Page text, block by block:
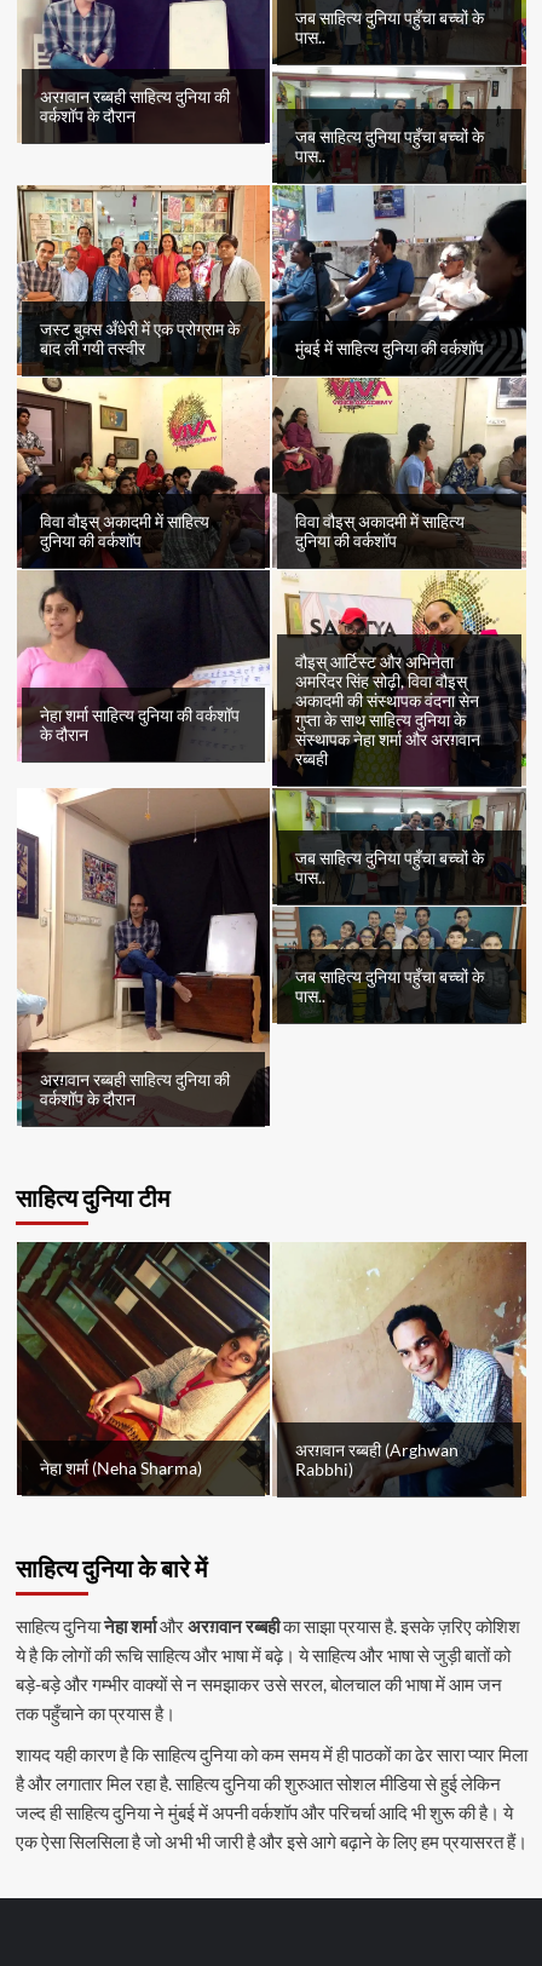
अरग़वान रब्बही साहित्य दुनिया की
वर्कशॉप के दौरान
जब साहित्य दुनिया पहुँचा बच्चों के
पास..
जब साहित्य दुनिया पहुँचा बच्चों के
पास..
जस्ट बुक्स अँधेरी में एक प्रोग्राम के
बाद ली गयी तस्वीर
मुंबई में साहित्य दुनिया की वर्कशॉप
विवा वौइस् अकादमी में साहित्य
दुनिया की वर्कशॉप
विवा वौइस् अकादमी में साहित्य
दुनिया की वर्कशॉप
नेहा शर्मा साहित्य दुनिया की वर्कशॉप
के दौरान
वौइस् आर्टिस्ट और अभिनेता
अमरिंदर सिंह सोढ़ी, विवा वौइस्
अकादमी की संस्थापक वंदना सेन
गुप्ता के साथ साहित्य दुनिया के
संस्थापक नेहा शर्मा और अरग़वान
रब्बही
अरग़वान रब्बही साहित्य दुनिया की
वर्कशॉप के दौरान
जब साहित्य दुनिया पहुँचा बच्चों के
पास..
जब साहित्य दुनिया पहुँचा बच्चों के
पास..
साहित्य दुनिया टीम
नेहा शर्मा (Neha Sharma)
अरग़वान रब्बही (Arghwan
Rabbhi)
साहित्य दुनिया के बारे में
साहित्य दुनियानेहा शर्माऔरअरग़वान रब्बहीका साझा प्रयास है. इसके ज़रिए कोशिश
ये है कि लोगों की रूचि साहित्य और भाषा में बढ़े। ये साहित्य और भाषा से जुड़ी बातों को
बड़े-बड़े और गम्भीर वाक्यों से न समझाकर उसे सरल, बोलचाल की भाषा में आम जन
तक पहुँचाने का प्रयास है।
शायद यही कारण है कि साहित्य दुनिया को कम समय में ही पाठकों का ढेर सारा प्यार मिला
है और लगातार मिल रहा है. साहित्य दुनिया की शुरुआत सोशल मीडिया से हुई लेकिन
जल्द ही साहित्य दुनिया ने मुंबई में अपनी वर्कशॉप और परिचर्चा आदि भी शुरू की है। ये
एक ऐसा सिलसिला है जो अभी भी जारी है और इसे आगे बढ़ाने के लिए हम प्रयासरत हैं।